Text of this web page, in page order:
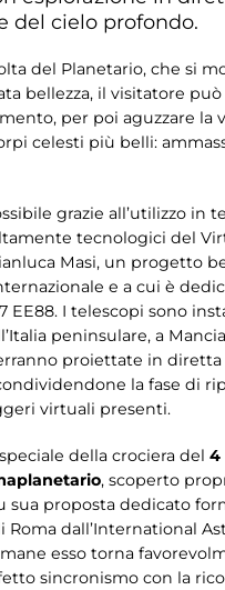
del cielo profondo.
del Planetario, che si
bellezza, il visitatore
per poi aguzzare la
celesti più belli:
grazie all’utilizzo in
tecnologici del
Masi, un progetto
e a cui è
EE88. I telescopi sono
peninsulare, a
proiettate in diretta
la fase di
virtuali presenti.
speciale della crociera del 4
, scoperto
sua proposta dedicato
Roma dall’International
esso torna
sincronismo con la